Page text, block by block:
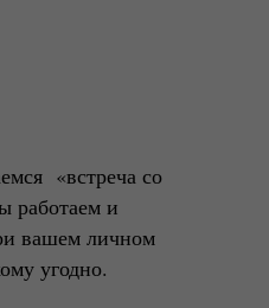
«встреча со
работаем и
вашем личном
угодно.